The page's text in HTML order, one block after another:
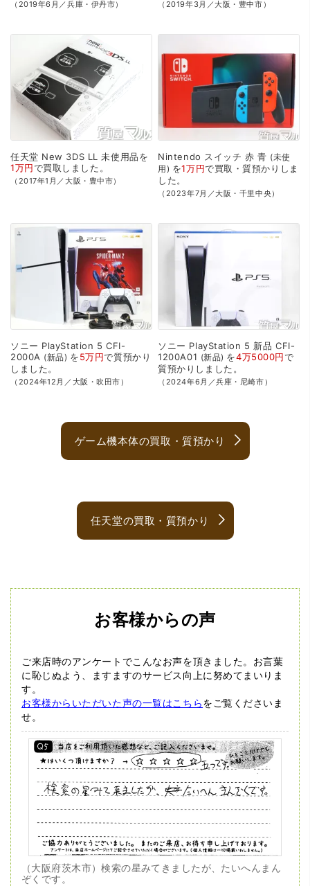
（2019年6月／兵庫・伊丹市） （2019年3月／大阪・豊中市）
任天堂 New 3DS LL 未使用品を
1万円で買取 しました。
（2017年1月／大阪・豊中市）
Nintendo スイッチ 赤 青
未使
用
を1万円で買取・質預かり しま
した。
（2023年7月／大阪・千里中央）
ソニー PlayStation 5 CFI-
2000A
新品 を5万円で質預かり
しました。
（2024年12月／大阪・吹田市）
ソニー PlayStation 5 新品 CFI-
1200A01
新品 を4万5000円で
質預かり しました。
（2024年6月／兵庫・尼崎市）
ゲーム機本体の買取・質預かり
任天堂の買取・質預かり
お客様からの声
ご来店時のアンケートでこんなお声を頂きました。 お言葉
に恥じぬよう、ますますのサービス向上に努めてまいりま
す。
お客様からいただいた声の一覧はこちらをご覧くださいま
せ。
（大阪府茨木市）検索の星みてきましたが、たいへんまん
ぞくです。